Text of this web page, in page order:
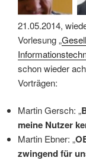
21.05.2014,
Vorlesung „
schon wieder
Vorträgen:
Martin Gersch: „
meine Nutzer
Martin Ebner: „
zwingend für